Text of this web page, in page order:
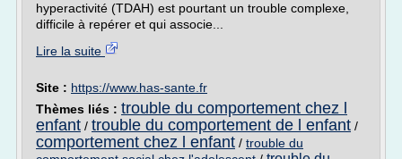
hyperactivité (TDAH) est pourtant un trouble complexe,
difficile à repérer et qui associe...
Lire la suite
Site : https://www.has-sante.fr
Thèmes liés : trouble du comportement chez l
enfant / trouble du comportement de l enfant /
comportement chez l enfant / trouble du